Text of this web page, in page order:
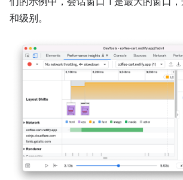
和级别。